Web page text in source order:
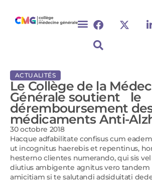
ACTUALITÉS
Le Collège de la
Générale soutient le
déremboursement
médicaments Anti-
30 octobre 2018
Hacque adfabilitate confisus cum
ut incognitus haerebis et repentinus,
hesterno clientes numerando, qui sis
diutius ambigente agnitus vero tandem
amicitiam si te salutandi adsiduitati